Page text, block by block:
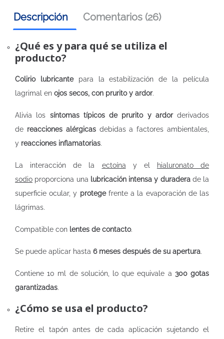
Descripción Comentarios (26)
¿Qué es y para qué se utiliza el
producto?
Colirio lubricantepara la estabilización de la película
lagrimal en ojos secos, con prurito y ardor.
Alivia los síntomas típicos de prurito y ardorderivados
de reacciones alérgicasdebidas a factores ambientales,
y reacciones inflamatorias.
La interacción de la ectoína y el
hialuronato de
sodio proporciona una lubricación intensa y duraderade la
superficie ocular, y protegefrente a la evaporación de las
lágrimas.
Compatible con lentes de contacto.
Se puede aplicar hasta 6 meses después de su apertura.
Contiene 10 ml de solución, lo que equivale a 300 gotas
garantizadas.
¿Cómo se usa el producto?
Retire el tapón antes de cada aplicación sujetando el